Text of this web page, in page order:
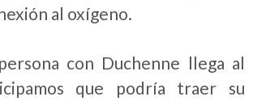
al oxígeno.
con Duchenne llega al
que podría traer su